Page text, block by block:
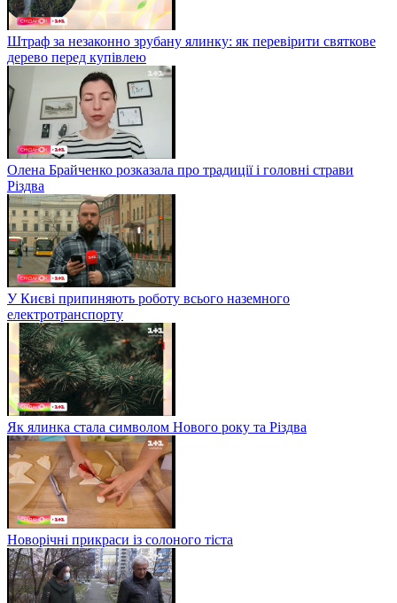
Штраф за незаконно зрубану ялинку: як перевірити святкове
дерево перед купівлею
Олена Брайченко розказала про традиції і головні страви
Різдва
У Києві припиняють роботу всього наземного
електротранспорту
Як ялинка стала символом Нового року та Різдва
Новорічні прикраси із солоного тіста